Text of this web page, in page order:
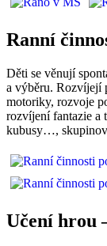
Ranní
Děti se věnují
a výběru. Rozvíjejí
motoriky, rozvoje
rozvíjení fantazie a
kubusy…,
Učení hrou